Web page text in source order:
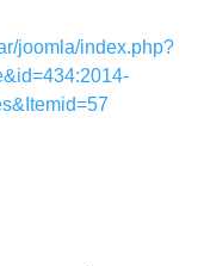
joomla/index.php?